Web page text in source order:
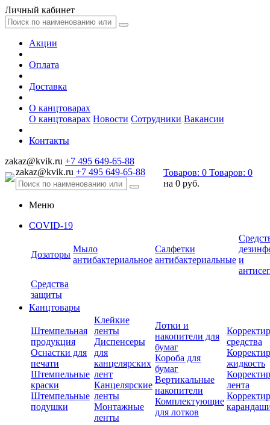
Личный кабинет
Акции
Оплата
Доставка
О канцтоварах
О канцтоварах Новости Сотрудники Вакансии
Контакты
zakaz@kvik.ru +7 495 649-65-88
zakaz@kvik.ru +7 495 649-65-88 Товаров: 0 Товаров: 0
на 0 руб.
Меню
COVID-19
Дозаторы
Мыло
антибактериальное
Салфетки
антибактериальные и
Средства
защиты
Канцтовары
Штемпельная
продукция
Оснастки для
печати
Штемпельные
краски
Штемпельные
подушки
Клейкие
ленты
Диспенсеры
для
канцелярских
лент
Канцелярские
ленты
Монтажные
ленты
Лотки и
накопители для
бумаг
Короба для
бумаг
Вертикальные
накопители
Комплектующие
для лотков
средства
жидкость
лента